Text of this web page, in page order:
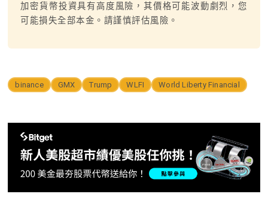
加密貨幣投資具有高度風險，其價格可能波動劇烈，您
可能損失全部本金。請謹慎評估風險。
binance GMX Trump WLFI World Liberty Financial